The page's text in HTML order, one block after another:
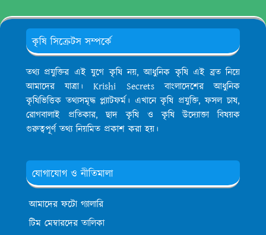
কৃষি সিক্রেটস সম্পর্কে
তথ্য প্রযুক্তির এই যুগে কৃষি নয়, আধুনিক কৃষি এই ব্রত নিয়ে
আমাদের যাত্রা। Krishi Secrets বাংলাদেশের আধুনিক
কৃষিভিত্তিক তথ্যসমৃদ্ধ প্ল্যাটফর্ম। এখানে কৃষি প্রযুক্তি, ফসল চাষ,
রোগবালাই প্রতিকার, ছাদ কৃষি ও কৃষি উদ্যোক্তা বিষয়ক
গুরুত্বপূর্ণ তথ্য নিয়মিত প্রকাশ করা হয়।
যোগাযোগ ও নীতিমালা
আমাদের ফটো গ্যালারি
টিম মেম্বারদের তালিকা